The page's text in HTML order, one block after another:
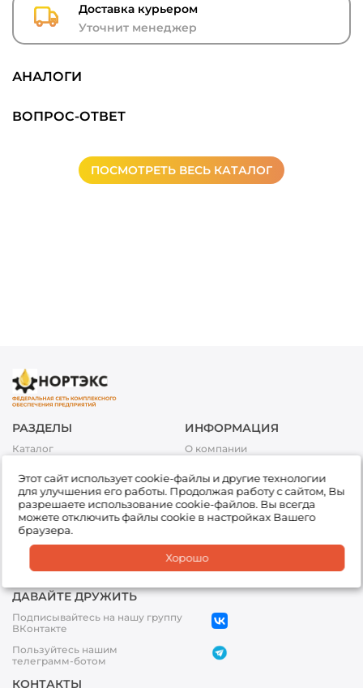
Доставка курьером
Уточнит менеджер
АНАЛОГИ
ВОПРОС-ОТВЕТ
ПОСМОТРЕТЬ ВЕСЬ КАТАЛОГ
РАЗДЕЛЫ
Каталог
Топливо
Сервис
Подбор товара
Доставка
Офисы
ИНФОРМАЦИЯ
О компании
Условия доставки и возврата
товара
Обработка персональных
данных
ДАВАЙТЕ ДРУЖИТЬ
Подписывайтесь на нашу группу
ВКонтакте
Пользуйтесь нашим
телеграмм-ботом
КОНТАКТЫ
Этот сайт использует cookie-файлы и другие технологии
для улучшения его работы. Продолжая работу с сайтом, Вы
разрешаете использование cookie-файлов. Вы всегда
можете отключить файлы cookie в настройках Вашего
браузера.
Хорошо